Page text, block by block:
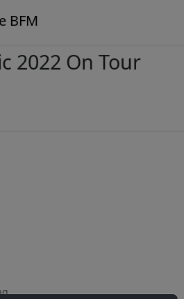
BFM
2022 On Tour